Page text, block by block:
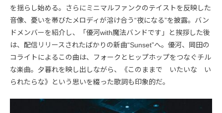
を揺らし始める。さらにミニマルファンクのテイストを反映した
音像、憂いを帯びたメロディが溶け合う“夜になる”を披露。バン
ドメンバーを紹介し、「優河with魔法バンドです」と挨拶した後
は、配信リリースされたばかりの新曲“Sunset”へ。優河、岡田の
コライトによるこの曲は、フォークとヒップホップをつなぐチル
な楽曲。夕暮れを映し出しながら、《このままで いたいな い
られたらな》という思いを綴った歌詞も印象的だ。